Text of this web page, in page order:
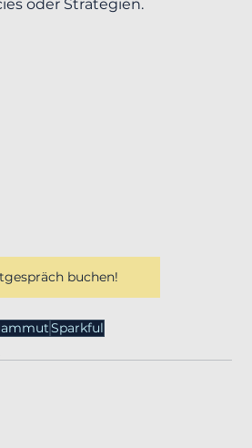
oder Strategien.
buchen!
Sparkful